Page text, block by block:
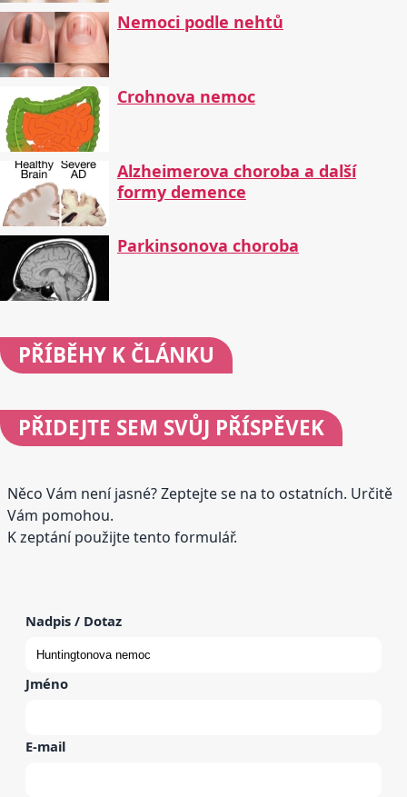
Nemoci podle nehtů
Crohnova nemoc
Alzheimerova choroba a další
formy demence
Parkinsonova choroba
PŘÍBĚHY K ČLÁNKU
PŘIDEJTE SEM SVŮJ PŘÍSPĚVEK
Něco Vám není jasné? Zeptejte se na to ostatních. Určitě
Vám pomohou.
K zeptání použijte tento formulář.
Nadpis / Dotaz
Jméno
E-mail